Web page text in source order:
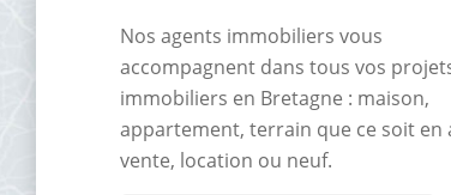
Nos agents immobiliers vous
accompagnent dans tous vos
immobiliers en Bretagne : maison,
appartement, terrain que ce soit en
vente, location ou neuf.